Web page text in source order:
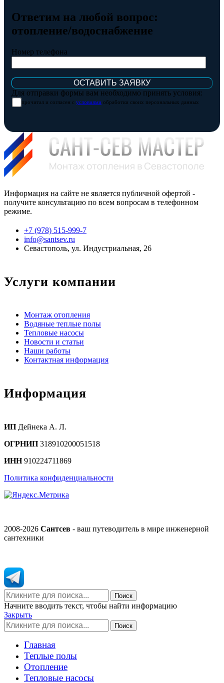
Ответим на любой вопрос:
отопление/водоснабжение
Номер телефона
Для отправки формы вам необходимо принять условия:
прочитал и согласен с условиями обработки своих персональных данных
Информация на сайте не является публичной офертой -
получите консультацию по всем вопросам в телефонном
режиме.
+7 (978) 515-999-7
info@santsev.ru
Севастополь, ул. Индустриальная, 26
Услуги компании
Монтаж отопления
Водяные теплые полы
Тепловые насосы
Новости и статьи
Наши работы
Контактная информация
Информация
ИП Дейнека А. Л.
ОГРНИП 318910200051518
ИНН910224711869
Политика конфиденциальности
2008-2026 Сантсев - ваш путеводитель в мире инженерной
сантехники
Поиск
Начните вводить текст, чтобы найти информацию
Закрыть
Поиск
Главная
Теплые полы
Отопление
Тепловые насосы